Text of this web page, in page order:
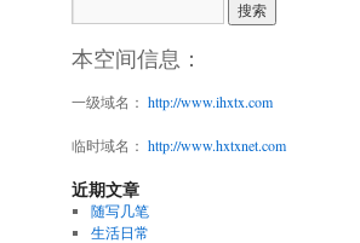
本空间信息：
一级域名： http://www.ihxtx.com
临时域名： http://www.hxtxnet.com
近期文章
随写几笔
生活日常